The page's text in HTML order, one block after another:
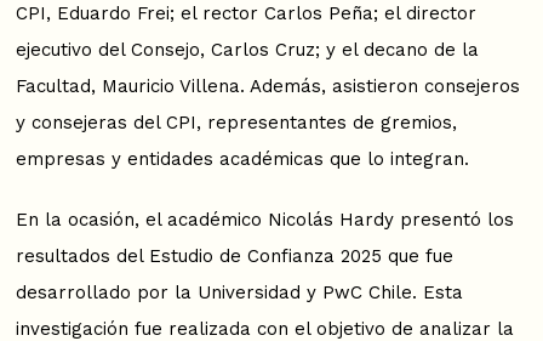
CPI, Eduardo Frei; el rector Carlos Peña; el director
ejecutivo del Consejo, Carlos Cruz; y el decano de la
Facultad, Mauricio Villena. Además, asistieron consejeros
y consejeras del CPI, representantes de gremios,
empresas y entidades académicas que lo integran.
En la ocasión, el académico Nicolás Hardy presentó los
resultados del Estudio de Confianza 2025 que fue
desarrollado por la Universidad y PwC Chile. Esta
investigación fue realizada con el objetivo de analizar la